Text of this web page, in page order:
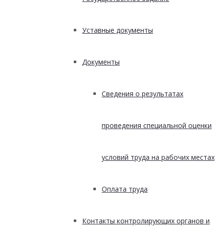
Уставные документы
Документы
Сведения о результатах
проведения специальной оценки
условий труда на рабочих местах
Оплата труда
Контакты контролирующих органов и